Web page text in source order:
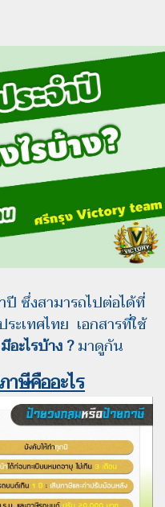
ซึ่งสามารถไปต่อได้ที่
ะเทศไทย เอกสารที่ใช้
มีอะไรบ้าง ?มาดูกัน
ษีคืออะไร